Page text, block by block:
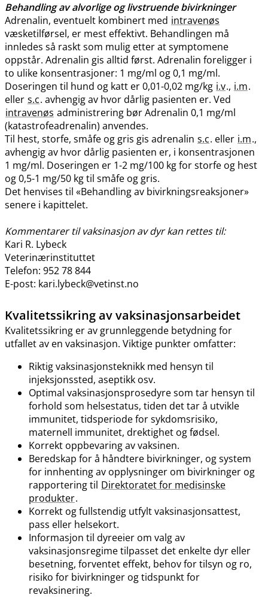
Behandling av alvorlige og livstruende bivirkninger
Adrenalin, eventuelt kombinert med intravenøs
væsketilførsel, er mest effektivt. Behandlingen må
innledes så raskt som mulig etter at symptomene
oppstår. Adrenalin gis alltid først. Adrenalin foreligger i
to ulike konsentrasjoner: 1 mg/ml og 0,1 mg​/​ml.
Doseringen til hund og katt er 0,01-0,02 mg/kg i.v., i.m.
eller s.c. avhengig av hvor dårlig pasienten er. Ved
intravenøs administrering bør Adrenalin 0,1 mg/ml
(katastrofeadrenalin) anvendes.
Til hest, storfe, småfe og gris gis adrenalin s.c. eller i.m.,
avhengig av hvor dårlig pasienten er, i konsentrasjonen
1 mg​/​ml. Doseringen er 1-2 mg/100 kg for storfe og hest
og 0,5-1 mg/50 kg til småfe og gris.
Det henvises til «Behandling av bivirkningsreaksjoner»
senere i kapittelet.
Kommentarer til vaksinasjon av dyr kan rettes til:
Kari R. Lybeck
Veterinærinstituttet
Telefon: 952 78 844
E-post: kari.lybeck@vetinst.no
Kvalitetssikring av vaksinasjonsarbeidet
Kvalitetssikring er av grunnleggende betydning for
utfallet av en vaksinasjon. Viktige punkter omfatter:
Riktig vaksinasjonsteknikk med hensyn til
injeksjonssted, aseptikk osv.
Optimal vaksinasjonsprosedyre som tar hensyn til
forhold som helsestatus, tiden det tar å utvikle
immunitet, tidsperiode for sykdomsrisiko,
maternell immunitet, drektighet og fødsel.
Korrekt oppbevaring av vaksinen.
Beredskap for å håndtere bivirkninger, og system
for innhenting av opplysninger om bivirkninger og
rapportering til Direktoratet for medisinske
produkter.
Korrekt og fullstendig utfylt vaksinasjonsattest,
pass eller helsekort.
Informasjon til dyreeier om valg av
vaksinasjonsregime tilpasset det enkelte dyr eller
besetning, forventet effekt, behov for tilsyn og ro,
risiko for bivirkninger og tidspunkt for
revaksinering.